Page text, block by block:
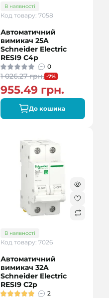
В наявності
Код товару: 7058
Автоматичний
вимикач 25A
Schneider Electric
RESI9 C4р
0
1 026.27 грн. -7%
955.49 грн.
До кошика
В наявності
Код товару: 7026
Автоматичний
вимикач 32A
Schneider Electric
RESI9 C2р
2